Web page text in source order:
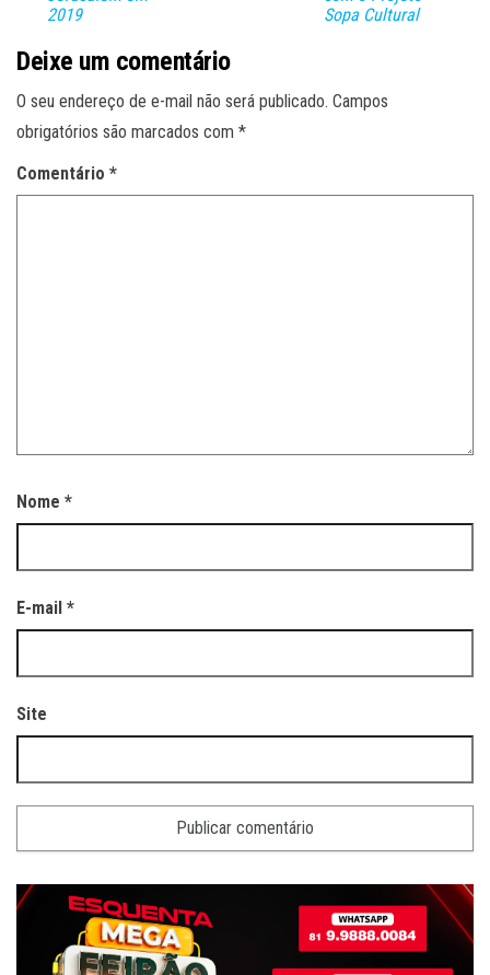
2019
Sopa Cultural
Deixe um comentário
O seu endereço de e-mail não será publicado. Campos
obrigatórios são marcados com *
Comentário *
Nome *
E-mail *
Site